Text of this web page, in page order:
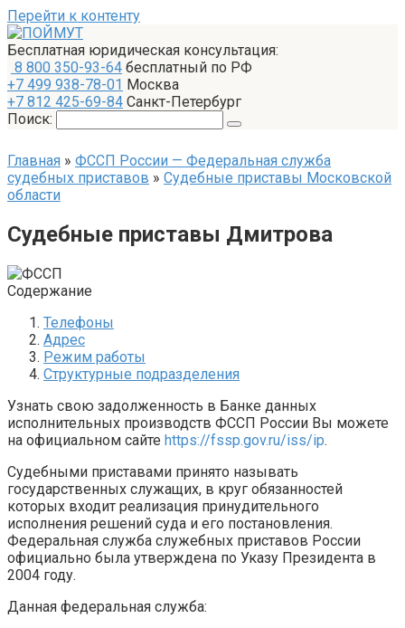
Перейти к контенту
Бесплатная юридическая консультация:
8 800 350-93-64 бесплатный по РФ
+7 499 938-78-01 Москва
+7 812 425-69-84 Санкт-Петербург
Поиск:
Главная » ФССП России — Федеральная служба
судебных приставов » Судебные приставы Московской
области
Судебные приставы Дмитрова
Содержание
Телефоны
Адрес
Режим работы
Структурные подразделения
Узнать свою задолженность в Банке данных
исполнительных производств ФССП России Вы можете
на официальном сайте https://fssp.gov.ru/iss/ip.
Судебными приставами принято называть
государственных служащих, в круг обязанностей
которых входит реализация принудительного
исполнения решений суда и его постановления.
Федеральная служба служебных приставов России
официально была утверждена по Указу Президента в
2004 году.
Данная федеральная служба: